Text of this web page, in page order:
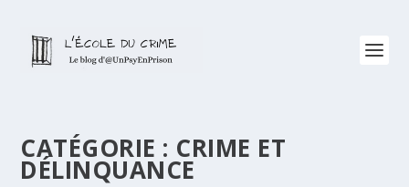
CATÉGORIE : CRIME ET
DÉLINQUANCE